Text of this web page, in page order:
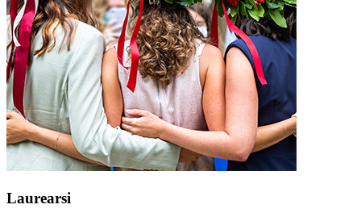
Laurearsi